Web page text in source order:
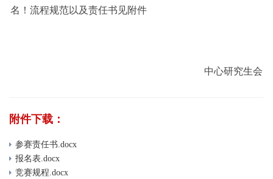
名！流程规范以及责任书见附件
中心研究生会
附件下载：
参赛责任书.docx
报名表.docx
竞赛规程.docx